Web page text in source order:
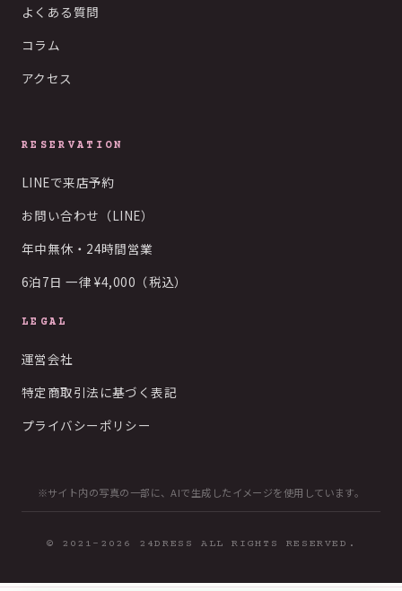
よくある質問
コラム
アクセス
RESERVATION
LINEで来店予約
お問い合わせ（LINE）
年中無休・24時間営業
6泊7日 一律 ¥4,000（税込）
LEGAL
運営会社
特定商取引法に基づく表記
プライバシーポリシー
※サイト内の写真の一部に、AIで生成したイメージを使用しています。
© 2021-2026 24DRESS ALL RIGHTS RESERVED.